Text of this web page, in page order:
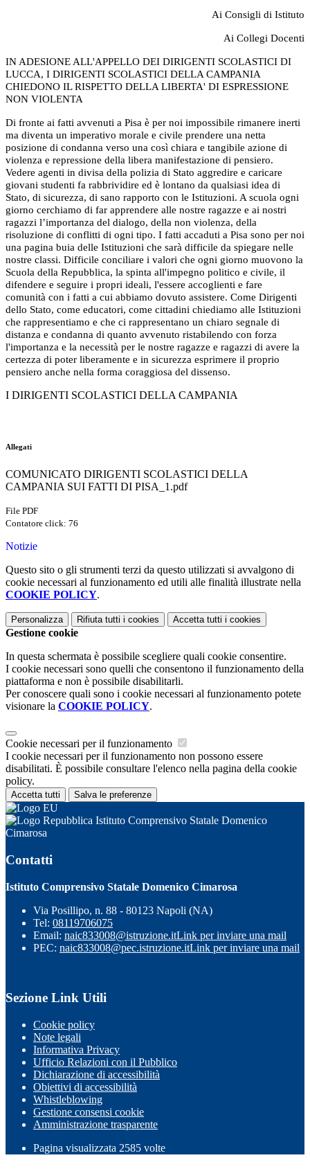
Ai Consigli di Istituto
Ai Collegi Docenti
IN ADESIONE ALL'APPELLO DEI DIRIGENTI SCOLASTICI DI
LUCCA, I DIRIGENTI SCOLASTICI DELLA CAMPANIA
CHIEDONO IL RISPETTO DELLA LIBERTA' DI ESPRESSIONE
NON VIOLENTA
Di fronte ai fatti avvenuti a Pisa è per noi impossibile rimanere inerti
ma diventa un imperativo morale e civile prendere una netta
posizione di condanna verso una così chiara e tangibile azione di
violenza e repressione della libera manifestazione di pensiero.
Vedere agenti in divisa della polizia di Stato aggredire e caricare
giovani studenti fa rabbrividire ed è lontano da qualsiasi idea di
Stato, di sicurezza, di sano rapporto con le Istituzioni. A scuola ogni
giorno cerchiamo di far apprendere alle nostre ragazze e ai nostri
ragazzi l’importanza del dialogo, della non violenza, della
risoluzione di conflitti di ogni tipo. I fatti accaduti a Pisa sono per noi
una pagina buia delle Istituzioni che sarà difficile da spiegare nelle
nostre classi. Difficile conciliare i valori che ogni giorno muovono la
Scuola della Repubblica, la spinta all'impegno politico e civile, il
difendere e seguire i propri ideali, l'essere accoglienti e fare
comunità con i fatti a cui abbiamo dovuto assistere. Come Dirigenti
dello Stato, come educatori, come cittadini chiediamo alle Istituzioni
che rappresentiamo e che ci rappresentano un chiaro segnale di
distanza e condanna di quanto avvenuto ristabilendo con forza
l'importanza e la necessità per le nostre ragazze e ragazzi di avere la
certezza di poter liberamente e in sicurezza esprimere il proprio
pensiero anche nella forma coraggiosa del dissenso.
I DIRIGENTI SCOLASTICI DELLA CAMPANIA
Allegati
COMUNICATO DIRIGENTI SCOLASTICI DELLA
CAMPANIA SUI FATTI DI PISA_1.pdf
File PDF
Contatore click: 76
Notizie
Questo sito o gli strumenti terzi da questo utilizzati si avvalgono di
cookie necessari al funzionamento ed utili alle finalità illustrate nella
COOKIE POLICY.
Personalizza Rifiuta tutti i cookies Accetta tutti i cookies
Gestione cookie
In questa schermata è possibile scegliere quali cookie consentire.
I cookie necessari sono quelli che consentono il funzionamento della
piattaforma e non è possibile disabilitarli.
Per conoscere quali sono i cookie necessari al funzionamento potete
visionare la COOKIE POLICY.
Cookie necessari per il funzionamento
I cookie necessari per il funzionamento non possono essere
disabilitati. È possibile consultare l'elenco nella pagina della cookie
policy.
Accetta tutti Salva le preferenze
Istituto Comprensivo Statale Domenico
Cimarosa
Contatti
Istituto Comprensivo Statale Domenico Cimarosa
Via Posillipo, n. 88 - 80123 Napoli (NA)
Tel: 08119706075
Email: naic833008@istruzione.itLink per inviare una mail
PEC: naic833008@pec.istruzione.itLink per inviare una mail
Sezione Link Utili
Cookie policy
Note legali
Informativa Privacy
Ufficio Relazioni con il Pubblico
Dichiarazione di accessibilità
Obiettivi di accessibilità
Whistleblowing
Gestione consensi cookie
Amministrazione trasparente
Pagina visualizzata 2585 volte